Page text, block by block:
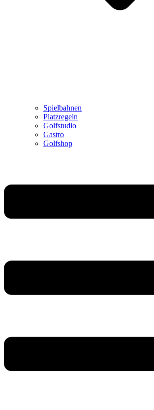
Spielbahnen
Platzregeln
Golfstudio
Gastro
Golfshop